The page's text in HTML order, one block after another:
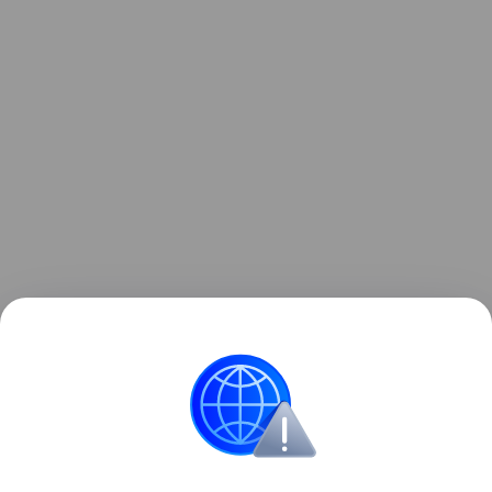
увидел подпись и даже не понял, что здесь не